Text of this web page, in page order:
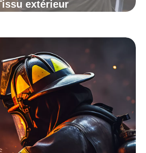
extérieur